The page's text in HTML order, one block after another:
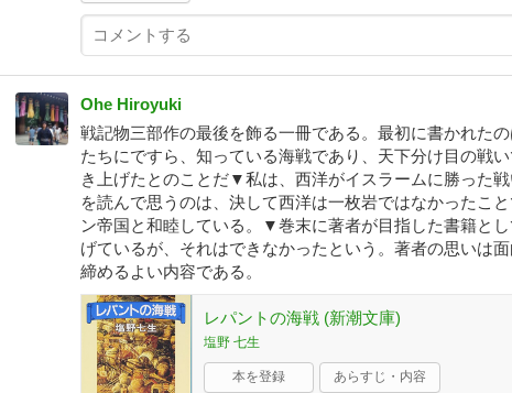
Ohe Hiroyuki
戦記物三部作の最後を飾る一冊である。最初に書かれた
たちにですら、知っている海戦であり、天下分け目の戦
き上げたとのことだ▼私は、西洋がイスラームに勝った
を読んで思うのは、決して西洋は一枚岩ではなかったこ
ン帝国と和睦している。▼巻末に著者が目指した書籍と
げているが、それはできなかったという。著者の思いは
締めるよい内容である。
レパントの海戦 (新潮文庫)
塩野 七生
本を登録 あらすじ・内容